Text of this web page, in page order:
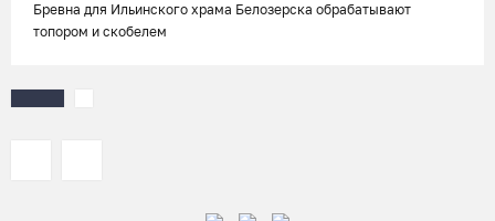
Бревна для Ильинского храма Белозерска обрабатывают
топором и скобелем